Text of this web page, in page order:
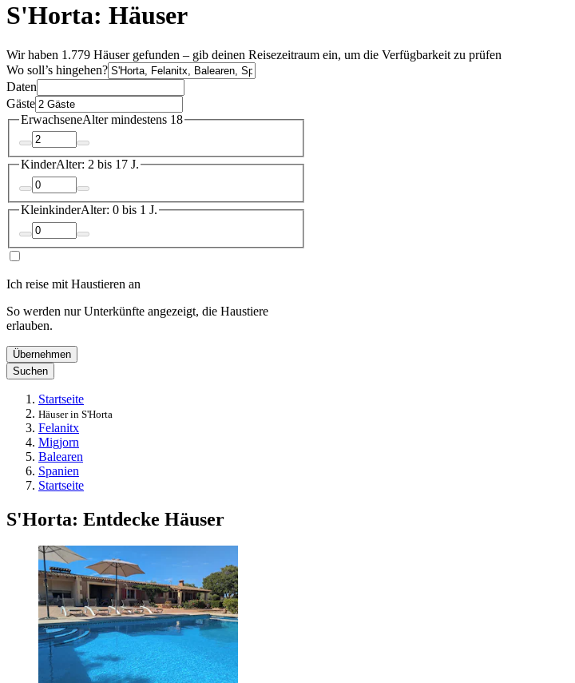
S'Horta: Häuser
Wir haben 1.779 Häuser gefunden – gib deinen Reisezeitraum ein, um die Verfügbarkeit zu prüfen
Wo soll’s hingehen?
Daten
Gäste
ErwachseneAlter mindestens 18
KinderAlter: 2 bis 17 J.
KleinkinderAlter: 0 bis 1 J.
Ich reise mit Haustieren an
So werden nur Unterkünfte angezeigt, die Haustiere
erlauben.
Übernehmen
Suchen
Startseite
Häuser in S'Horta
Felanitx
Migjorn
Balearen
Spanien
Startseite
S'Horta: Entdecke Häuser